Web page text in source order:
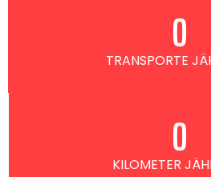
TRANSPORTE
0
KILOMETER
0